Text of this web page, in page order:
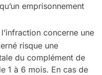
emprisonnement
l’infraction concerne une
risque une
du complément de
1 à 6 mois. En cas de